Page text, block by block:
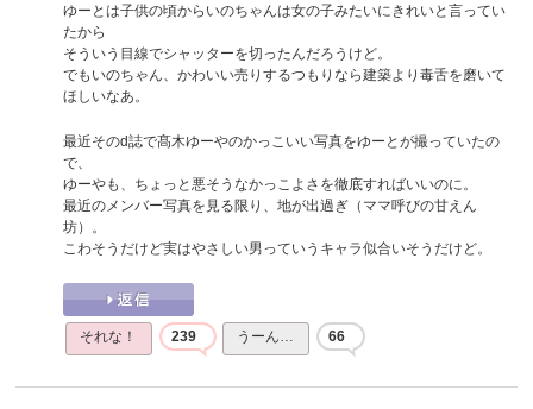
ゆーとは子供の頃からいのちゃんは女の子みたいにきれいと言ってい
たから
そういう目線でシャッターを切ったんだろうけど。
でもいのちゃん、かわいい売りするつもりなら建築より毒舌を磨いて
ほしいなあ。
最近そのd誌で髙木ゆーやのかっこいい写真をゆーとが撮っていたの
で、
ゆーやも、ちょっと悪そうなかっこよさを徹底すればいいのに。
最近のメンバー写真を見る限り、地が出過ぎ（ママ呼びの甘えん
坊）。
こわそうだけど実はやさしい男っていうキャラ似合いそうだけど。
それな！ 239 うーん… 66